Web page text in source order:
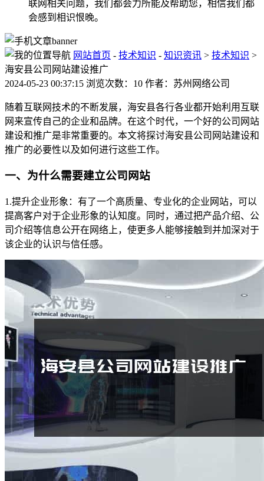
联网相关问题，我们都会力所能及帮助您，相信我们都
会感到相识恨晚。
网站首页 - 技术知识 - 知识资讯 > 技术知识 >
海安县公司网站建设推广
2024-05-23 00:37:15 浏览次数：10 作者：苏州网络公司
随着互联网技术的不断发展，海安县各行各业都开始利用互联
网来宣传自己的企业和品牌。在这个时代，一个好的公司网站
建设和推广是非常重要的。本文将探讨海安县公司网站建设和
推广的必要性以及如何进行这些工作。
一、为什么需要建立公司网站
1.提升企业形象：有了一个高质量、专业化的企业网站，可以
提高客户对于企业形象的认知度。同时，通过把产品介绍、公
司介绍等信息公开在网络上，使更多人能够接触到并加深对于
该企业的认识与信任感。